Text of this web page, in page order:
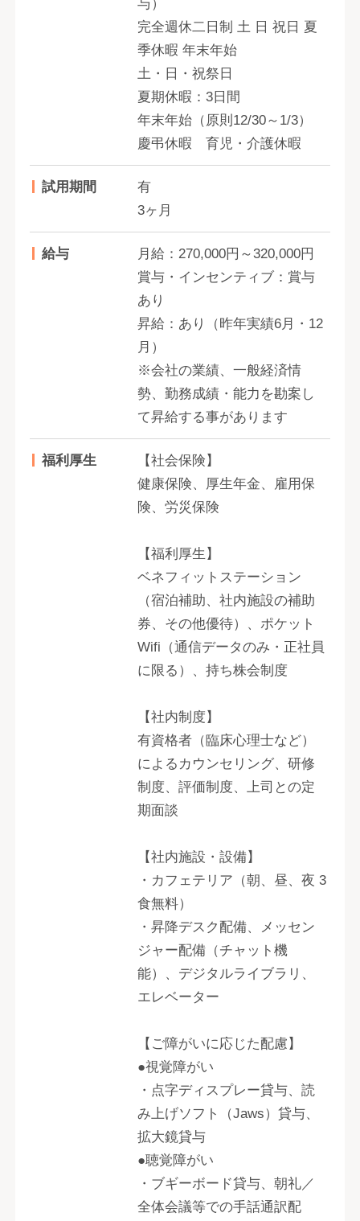
与）
完全週休二日制 土 日 祝日 夏
季休暇 年末年始
土・日・祝祭日
夏期休暇：3日間
年末年始（原則12/30～1/3）
慶弔休暇 育児・介護休暇
試用期間
有
3ヶ月
給与
月給：270,000円～320,000円
賞与・インセンティブ：賞与
あり
昇給：あり（昨年実績6月・12
月）
※会社の業績、一般経済情
勢、勤務成績・能力を勘案し
て昇給する事があります
福利厚生
【社会保険】
健康保険、厚生年金、雇用保
険、労災保険
【福利厚生】
ベネフィットステーション
（宿泊補助、社内施設の補助
券、その他優待）、ポケット
Wifi（通信データのみ・正社員
に限る）、持ち株会制度
【社内制度】
有資格者（臨床心理士など）
によるカウンセリング、研修
制度、評価制度、上司との定
期面談
【社内施設・設備】
・カフェテリア（朝、昼、夜 3
食無料）
・昇降デスク配備、メッセン
ジャー配備（チャット機
能）、デジタルライブラリ、
エレベーター
【ご障がいに応じた配慮】
●視覚障がい
・点字ディスプレー貸与、読
み上げソフト（Jaws）貸与、
拡大鏡貸与
●聴覚障がい
・ブギーボード貸与、朝礼／
全体会議等での手話通訳配